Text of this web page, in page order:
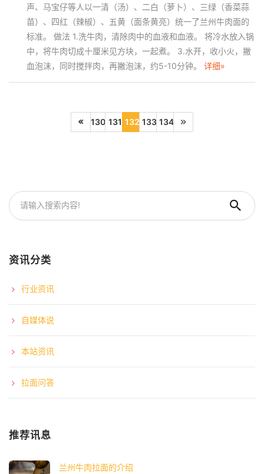
声、马宝仔等人以一清（汤）、二白（萝卜）、三绿（香菜蒜
苗）、四红（辣椒）、五黄（面条黄亮）统一了兰州牛肉面的
标准。 做法 1.洗牛肉，清除肉中的血液和血液。 将冷水放入锅
中，将牛肉切成十厘米见方块，一起煮。 3.水开，收小火，撇
血泡沫，同时搅拌肉，再撇泡沫，约5-10分钟。 详细»
130 131 132 133 134
资讯分类
行业资讯
自媒体说
本站资讯
拉面问答
推荐讯息
兰州牛肉拉面的介绍